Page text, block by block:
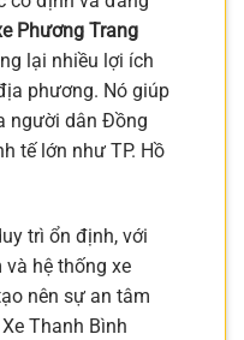
Phương Trang
lại nhiều lợi ích
phương. Nó giúp
người dân Đồng
tế lớn như TP. Hồ
trì ổn định, với
hệ thống xe
nên sự an tâm
Thanh Bình